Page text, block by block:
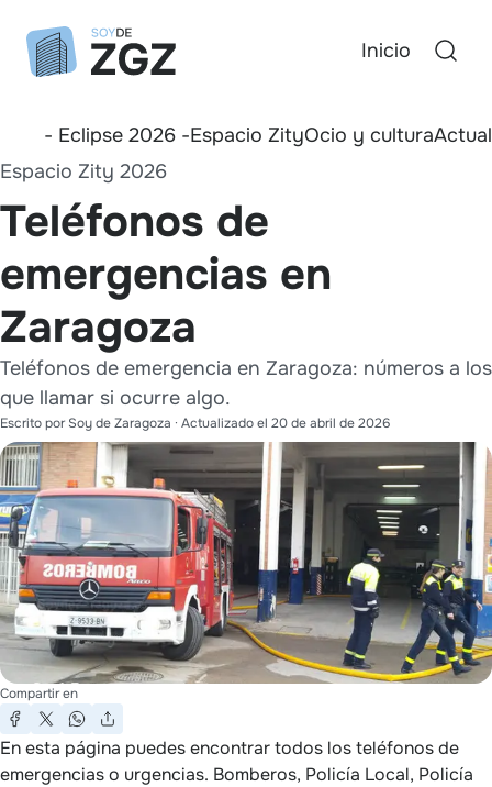
Inicio
- Eclipse 2026 -Espacio ZityOcio y cultura
Espacio Zity 2026
Teléfonos de
emergencias en
Zaragoza
Teléfonos de emergencia en Zaragoza: números a los
que llamar si ocurre algo.
Escrito porSoy de Zaragoza · Actualizado el 20 de abril de 2026
Compartir en
En esta página puedes encontrar todos los teléfonos de
emergencias o urgencias. Bomberos, Policía Local, Policía